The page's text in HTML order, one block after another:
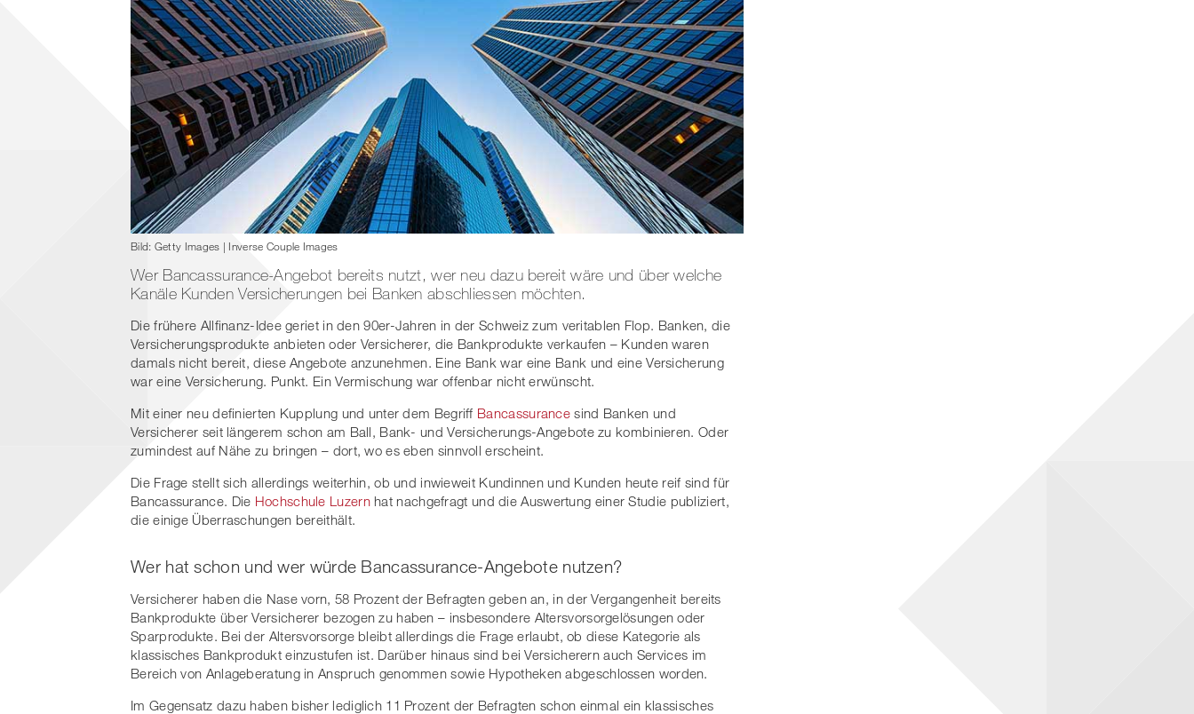
Bild: Getty Images | Inverse Couple Images
Wer Bancassurance-Angebot bereits nutzt, wer neu dazu bereit wäre und über welche
Kanäle Kunden Versicherungen bei Banken abschliessen möchten.
Die frühere Allfinanz-Idee geriet in den 90er-Jahren in der Schweiz zum veritablen Flop. Banken, die
Versicherungsprodukte anbieten oder Versicherer, die Bankprodukte verkaufen – Kunden waren
damals nicht bereit, diese Angebote anzunehmen. Eine Bank war eine Bank und eine Versicherung
war eine Versicherung. Punkt. Ein Vermischung war offenbar nicht erwünscht.
Mit einer neu definierten Kupplung und unter dem Begriff Bancassurance sind Banken und
Versicherer seit längerem schon am Ball, Bank- und Versicherungs-Angebote zu kombinieren. Oder
zumindest auf Nähe zu bringen – dort, wo es eben sinnvoll erscheint.
Die Frage stellt sich allerdings weiterhin, ob und inwieweit Kundinnen und Kunden heute reif sind für
Bancassurance. Die Hochschule Luzernhat nachgefragt und die Auswertung einer Studie publiziert,
die einige Überraschungen bereithält.
Wer hat schon und wer würde Bancassurance-Angebote nutzen?
Versicherer haben die Nase vorn, 58 Prozent der Befragten geben an, in der Vergangenheit bereits
Bankprodukte über Versicherer bezogen zu haben – insbesondere Altersvorsorgelösungen oder
Sparprodukte. Bei der Altersvorsorge bleibt allerdings die Frage erlaubt, ob diese Kategorie als
klassisches Bankprodukt einzustufen ist. Darüber hinaus sind bei Versicherern auch Services im
Bereich von Anlageberatung in Anspruch genommen sowie Hypotheken abgeschlossen worden.
Im Gegensatz dazu haben bisher lediglich 11 Prozent der Befragten schon einmal ein klassisches